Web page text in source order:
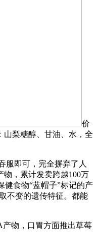
价
山梨糖醇、甘油、水，全
即可，完全摒弃了人
，累计发卖跨越100万
健食物“蓝帽子”标记的产
不变的遗传特征。都能
物，口胃方面推出草莓